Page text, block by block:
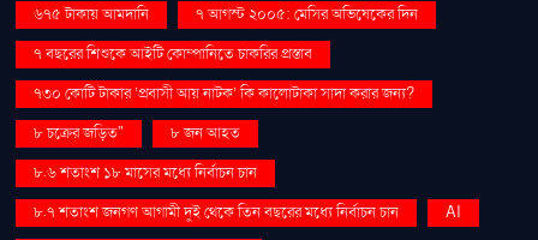
৬৭৫ টাকায় আমদানি
৭ আগস্ট ২০০৫: মেসির অভিষেকের দিন
৭ বছরের শিশুকে আইটি কোম্পানিতে চাকরির প্রস্তাব
৭৩০ কোটি টাকার ‘প্রবাসী আয় নাটক’ কি কালোটাকা সাদা করার জন্য?
৮ চক্রের জড়িত"
৮ জন আহত
৮.৬ শতাংশ ১৮ মাসের মধ্যে নির্বাচন চান
৮.৭ শতাংশ জনগণ আগামী দুই থেকে তিন বছরের মধ্যে নির্বাচন চান
AI